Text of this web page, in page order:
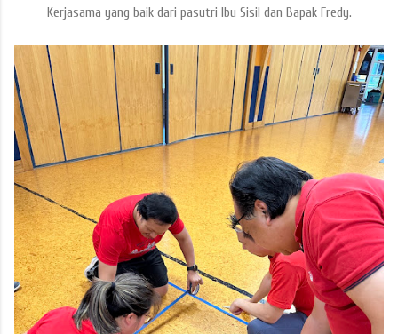
Kerjasama yang baik dari pasutri Ibu Sisil dan Bapak Fredy.